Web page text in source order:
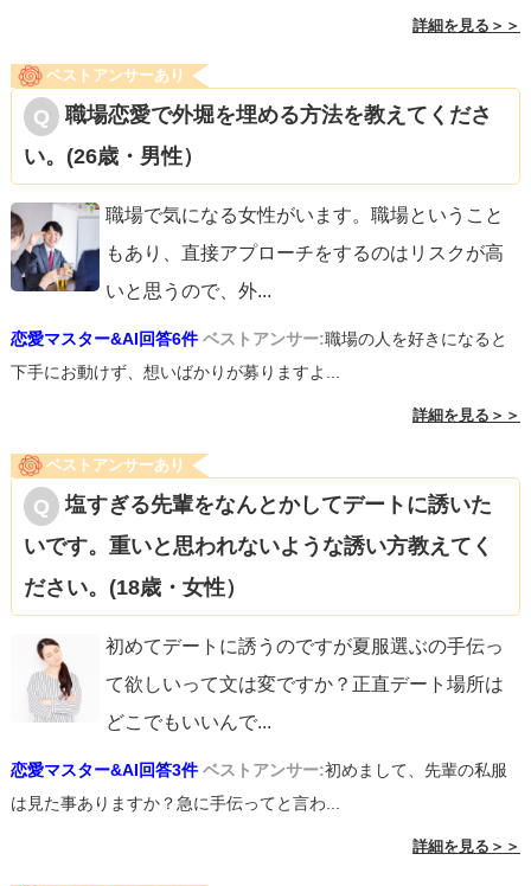
詳細を見る＞＞
ベストアンサーあり
職場恋愛で外堀を埋める方法を教えてくださ
い。(26歳・男性）
職場で気になる女性がいます。職場ということ
もあり、直接アプローチをするのはリスクが高
いと思うので、外...
恋愛マスター&AI回答6件 ベストアンサー:職場の人を好きになると
下手にお動けず、想いばかりが募りますよ...
詳細を見る＞＞
ベストアンサーあり
塩すぎる先輩をなんとかしてデートに誘いた
いです。重いと思われないような誘い方教えてく
ださい。(18歳・女性）
初めてデートに誘うのですが夏服選ぶの手伝っ
て欲しいって文は変ですか？正直デート場所は
どこでもいいんで...
恋愛マスター&AI回答3件 ベストアンサー:初めまして、先輩の私服
は見た事ありますか？急に手伝ってと言わ...
詳細を見る＞＞